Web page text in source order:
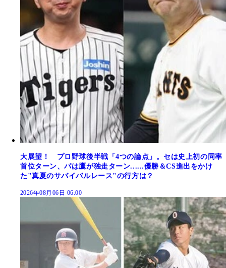
大展望！ プロ野球後半戦「4つの論点」。セは史上初の同率
首位ターン、パは鷹が独走ターン......優勝＆CS進出をかけ
た"真夏のサバイバルレース"の行方は？
2026年08月06日 06:00